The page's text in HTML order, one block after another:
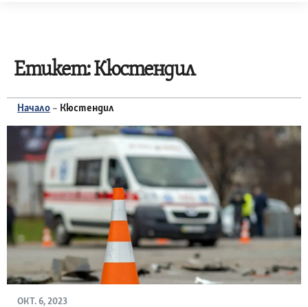
Етикет:Кюстендил
Начало – Кюстендил
ОКТ. 6, 2023